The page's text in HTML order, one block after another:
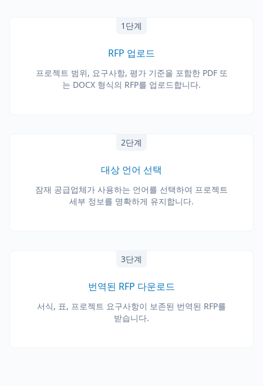
1단계
RFP 업로드
프로젝트 범위, 요구사항, 평가 기준을 포함한 PDF 또
는 DOCX 형식의 RFP를 업로드합니다.
2단계
대상 언어 선택
잠재 공급업체가 사용하는 언어를 선택하여 프로젝트
세부 정보를 명확하게 유지합니다.
3단계
번역된 RFP 다운로드
서식, 표, 프로젝트 요구사항이 보존된 번역된 RFP를
받습니다.